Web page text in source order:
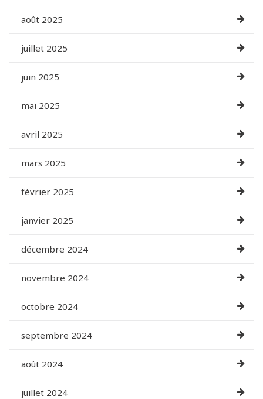
août 2025
juillet 2025
juin 2025
mai 2025
avril 2025
mars 2025
février 2025
janvier 2025
décembre 2024
novembre 2024
octobre 2024
septembre 2024
août 2024
juillet 2024